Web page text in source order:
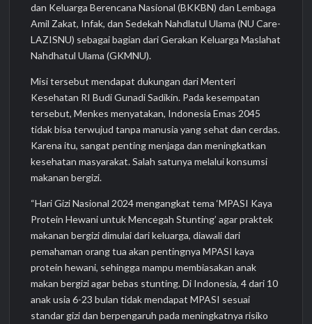
dan Keluarga Berencana Nasional (BKKBN) dan Lembaga
Amil Zakat, Infak, dan Sedekah Nahdlatul Ulama (NU Care-
LAZISNU) sebagai bagian dari Gerakan Keluarga Maslahat
Nahdhatul Ulama (GKMNU).
Misi tersebut mendapat dukungan dari Menteri
Kesehatan RI Budi Gunadi Sadikin. Pada kesempatan
tersebut, Menkes menyatakan, Indonesia Emas 2045
tidak bisa terwujud tanpa manusia yang sehat dan cerdas.
Karena itu, sangat penting menjaga dan meningkatkan
kesehatan masyarakat. Salah satunya melalui konsumsi
makanan bergizi.
“Hari Gizi Nasional 2024 mengangkat tema ‘MPASI Kaya
Protein Hewani untuk Mencegah Stunting’ agar praktek
makanan bergizi dimulai dari keluarga, diawali dari
pemahaman orang tua akan pentingnya MPASI kaya
protein hewani, sehingga mampu membiasakan anak
makan bergizi agar bebas stunting. Di Indonesia, 4 dari 10
anak usia 6-23 bulan tidak mendapat MPASI sesuai
standar gizi dan berpengaruh pada meningkatnya risiko